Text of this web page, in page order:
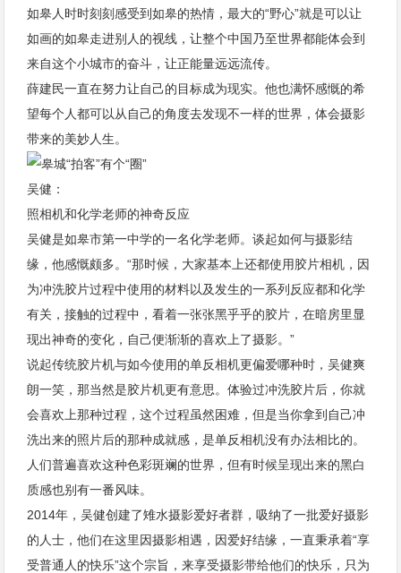
如皋人时时刻刻感受到如皋的热情，最大的“野心”就是可以让
如画的如皋走进别人的视线，让整个中国乃至世界都能体会到
来自这个小城市的奋斗，让正能量远远流传。
薛建民一直在努力让自己的目标成为现实。他也满怀感慨的希
望每个人都可以从自己的角度去发现不一样的世界，体会摄影
带来的美妙人生。
吴健：
照相机和化学老师的神奇反应
吴健是如皋市第一中学的一名化学老师。谈起如何与摄影结
缘，他感慨颇多。“那时候，大家基本上还都使用胶片相机，因
为冲洗胶片过程中使用的材料以及发生的一系列反应都和化学
有关，接触的过程中，看着一张张黑乎乎的胶片，在暗房里显
现出神奇的变化，自己便渐渐的喜欢上了摄影。”
说起传统胶片机与如今使用的单反相机更偏爱哪种时，吴健爽
朗一笑，那当然是胶片机更有意思。体验过冲洗胶片后，你就
会喜欢上那种过程，这个过程虽然困难，但是当你拿到自己冲
洗出来的照片后的那种成就感，是单反相机没有办法相比的。
人们普遍喜欢这种色彩斑斓的世界，但有时候呈现出来的黑白
质感也别有一番风味。
2014年，吴健创建了雉水摄影爱好者群，吸纳了一批爱好摄影
的人士，他们在这里因摄影相遇，因爱好结缘，一直秉承着“享
受普通人的快乐”这个宗旨，来享受摄影带给他们的快乐，只为